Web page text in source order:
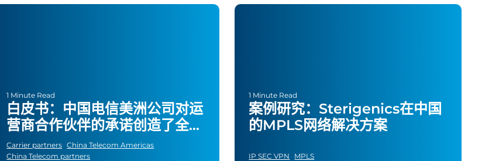
1 Minute Read
白皮书：中国电信美洲公司对运
营商合作伙伴的承诺创造了全球
扩张的机会
Carrier partners China Telecom Americas
China Telecom partners
1 Minute Read
案例研究：Sterigenics在中国
的MPLS网络解决方案
IP SEC VPN MPLS